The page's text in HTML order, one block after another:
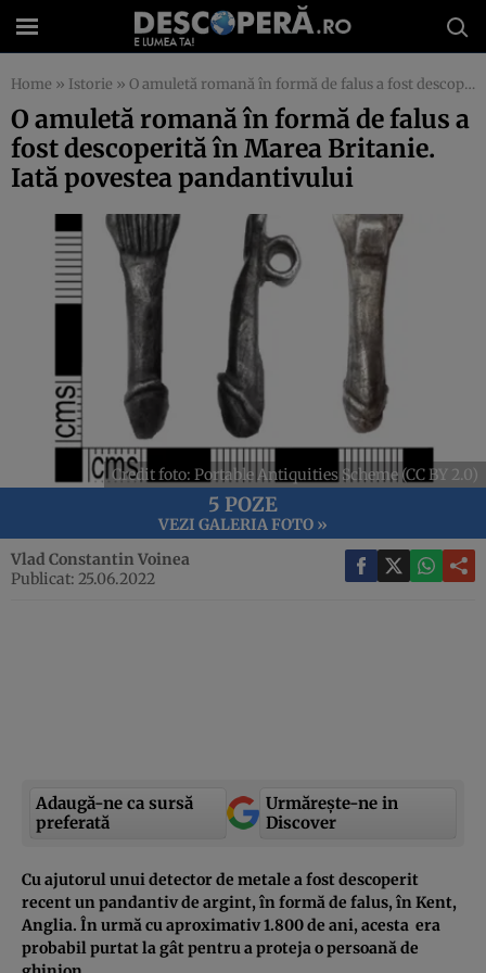
Home » Istorie » O amuletă romană în formă de falus a fost descoperită în Marea Britanie. Iată povestea pandantivului
O amuletă romană în formă de falus a
fost descoperită în Marea Britanie.
Iată povestea pandantivului
Credit foto: Portable Antiquities Scheme (CC BY 2.0)
5 POZE
VEZI GALERIA FOTO »
Vlad Constantin Voinea
Publicat: 25.06.2022
Adaugă-ne ca sursă
preferată
Urmărește-ne in
Discover
Cu ajutorul unui detector de metale a fost descoperit
recent un pandantiv de argint, în formă de falus, în Kent,
Anglia. În urmă cu aproximativ 1.800 de ani, acesta era
probabil purtat la gât pentru a proteja o persoană de